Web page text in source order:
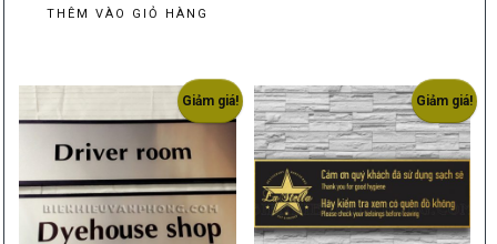
THÊM VÀO GIỎ HÀNG
Giảm giá! Giảm giá!